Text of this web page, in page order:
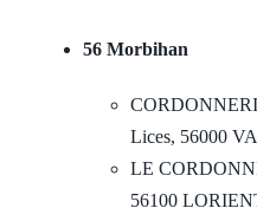
56 Morbihan
Lices, 56000
LE
56100